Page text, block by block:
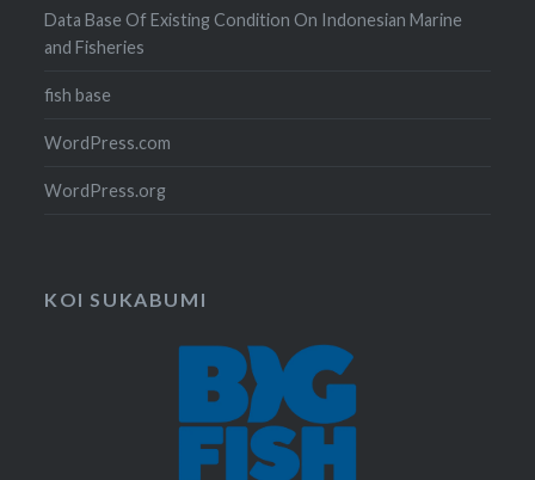
Data Base Of Existing Condition On Indonesian Marine
and Fisheries
fish base
WordPress.com
WordPress.org
KOI SUKABUMI